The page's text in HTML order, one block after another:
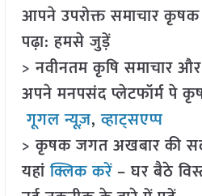
आपने उपरोक्त समाचार
पढ़ा: हमसे जुड़ें
> नवीनतम कृषि समाचार
अपने मनपसंद प्लेटफॉर्म पे
गूगल न्यूज़,व्हाट्सएप्प
> कृषक जगत अखबार की
यहांक्लिक करें– घर बैठे